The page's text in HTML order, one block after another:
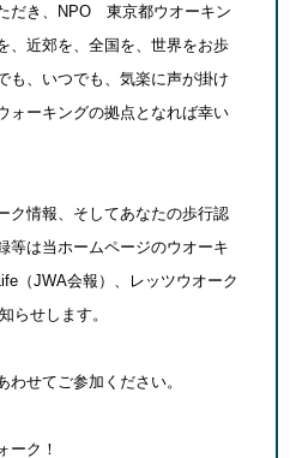
だき、NPO 東京都ウオーキン
、近郊を、全国を、世界をお歩
も、いつでも、気楽に声が掛け
ォーキングの拠点となれば幸い
ク情報、そしてあなたの歩行認
等は当ホームページのウオーキ
（JWA会報）、レッツウオーク
らせします。
わせてご参加ください。
ーク！